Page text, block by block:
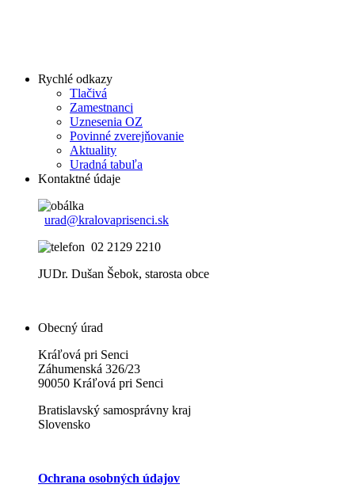
Rychlé odkazy
Tlačivá
Zamestnanci
Uznesenia OZ
Povinné zverejňovanie
Aktuality
Uradná tabuľa
Kontaktné údaje
urad@kralovaprisenci.sk
02 2129 2210
JUDr. Dušan Šebok, starosta obce
Obecný úrad
Kráľová pri Senci
Záhumenská 326/23
90050 Kráľová pri Senci
Bratislavský samosprávny kraj
Slovensko
Ochrana osobných údajov